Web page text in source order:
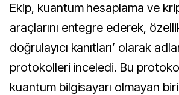
Ekip, kuantum hesaplama ve
araçlarını entegre ederek,
doğrulayıcı kanıtları’ olarak
protokolleri inceledi. Bu
kuantum bilgisayarı olmayan